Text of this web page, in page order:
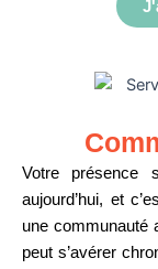
Votre présence
aujourd’hui, et
une communauté
peut s’avérer